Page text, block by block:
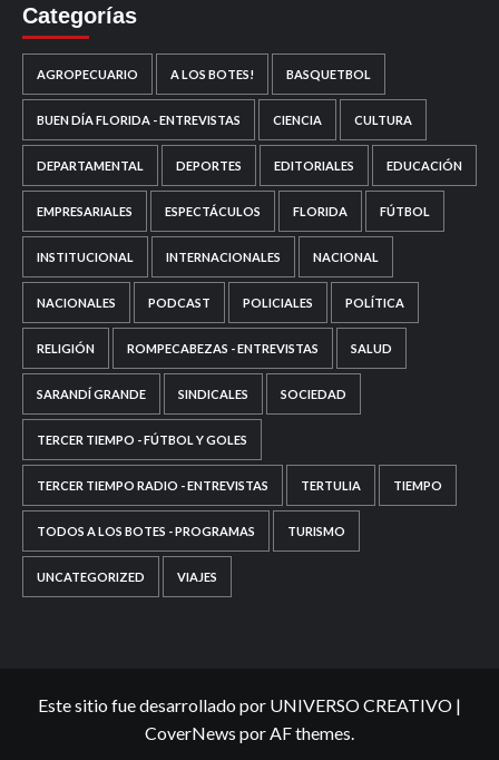
Categorías
AGROPECUARIO A LOS BOTES! BASQUETBOL
BUEN DÍA FLORIDA - ENTREVISTAS CIENCIA CULTURA
DEPARTAMENTAL DEPORTES EDITORIALES EDUCACIÓN
EMPRESARIALES ESPECTÁCULOS FLORIDA FÚTBOL
INSTITUCIONAL INTERNACIONALES NACIONAL
NACIONALES PODCAST POLICIALES POLÍTICA
RELIGIÓN ROMPECABEZAS - ENTREVISTAS SALUD
SARANDÍ GRANDE SINDICALES SOCIEDAD
TERCER TIEMPO - FÚTBOL Y GOLES
TERCER TIEMPO RADIO - ENTREVISTAS TERTULIA TIEMPO
TODOS A LOS BOTES - PROGRAMAS TURISMO
UNCATEGORIZED VIAJES
Este sitio fue desarrollado por UNIVERSO CREATIVO |
CoverNews por AF themes.